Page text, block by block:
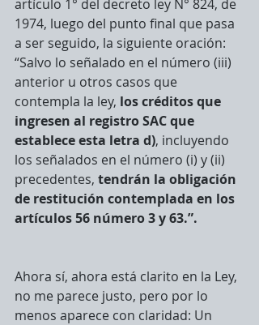
artículo 1° del decreto ley N° 824, de
1974, luego del punto final que pasa
a ser seguido, la siguiente oración:
“Salvo lo señalado en el número (iii)
anterior u otros casos que
contempla la ley, los créditos que
ingresen al registro SAC que
establece esta letra d), incluyendo
los señalados en el número (i) y (ii)
precedentes, tendrán la obligación
de restitución contemplada en los
artículos 56 número 3 y 63.”.
Ahora sí, ahora está clarito en la Ley,
no me parece justo, pero por lo
menos aparece con claridad: Un